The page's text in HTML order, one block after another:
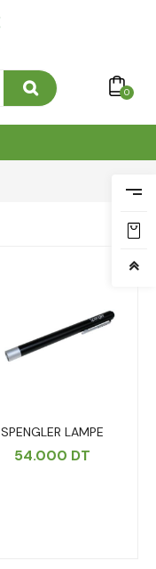
0
SPENGLER LAMPE
54.000 DT